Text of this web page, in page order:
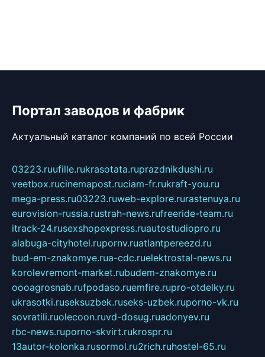
Портал заводов и фабрик
Актуальный каталог компаний по всей России
03223.ruufille.rukrasotata.ruprazdnikdushi.ru
veetbox.rucinemapost.ruciam-fr.rukraft-you.ru
mega-press.ru03223.ruweb-explore.rurastenuya.ru
eurovision-russia.rustrah-news.rufreeride-team.ru
itrack-24.rusexshopexpress.ruautostudiopro.ru
alabuga-cityhotel.rupornv.ruatlantpereezd.ru
bud-em-znakomye.rua-cdc.ruelektrostal-news.ru
korolevremont-market.rubudem-znakomye.ru
oooagrosnab.rufpodaso.ruemfire.rupro-otdelky.ru
ukrasotki.ruseksuzbek.ruseks-uzbek.ruporno-vk.ru
sovratili.ruolecoon.ruvd-dosug.ruadonyev.ru
rbc-news.ruporno-skvirt.rukrospr.ru
13autor-kolonka.rusormol.ru2rich.ruhostel-65.ru